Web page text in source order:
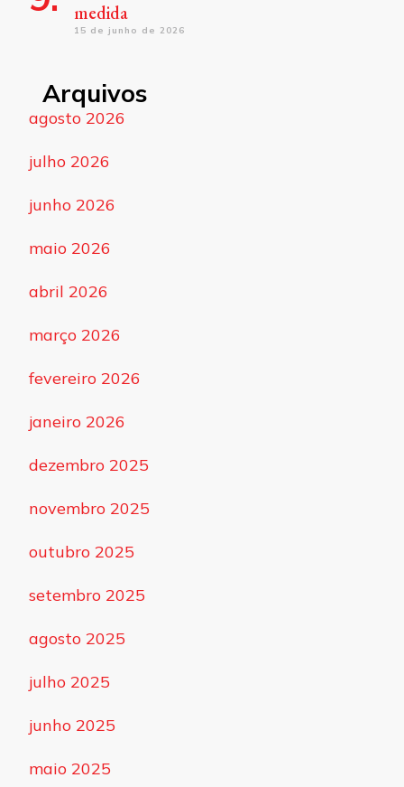
medida
15 de junho de 2026
Arquivos
agosto 2026
julho 2026
junho 2026
maio 2026
abril 2026
março 2026
fevereiro 2026
janeiro 2026
dezembro 2025
novembro 2025
outubro 2025
setembro 2025
agosto 2025
julho 2025
junho 2025
maio 2025